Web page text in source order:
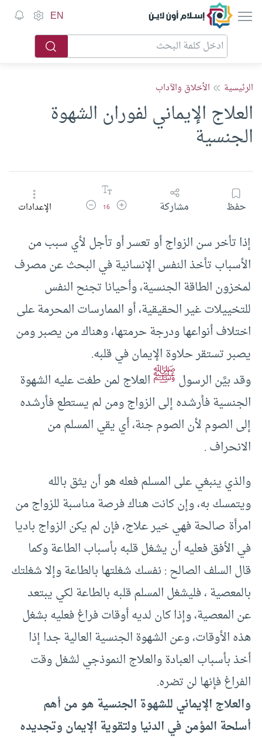
إسلام أون لاين EN
الرئيسية الأخلاق والآداب
العلاج الإيماني لفوران الشهوة
الجنسية
حفظ مشاركة زيادة حجم الخط
16 تقليل حجم الخطالإعدادات
إذا تأخر سن الزواج أو تعسر أو تأجل لأي سبب من
الأسباب تأخذ النفس الإنسانية في البحث عن مصرف
لمخزون الطاقة الجنسية، وأحيانا تجنح النفس
للتخييلات غير الحقيقية، أو الممارسات المحرمة على
اختلاف أنواعها ودرجة حرمتها، وهناك من يصبر ومن
يصبر تستقر حلاوة الإيمان في قلبه.
وقد بيَّن الرسولﷺالعلاج لمن طغت عليه الشهوة
الجنسية فأرشده إلى الزواج ومن لم يستطع فأرشده
إلى الصوم لأن الصوم جنة، أي يقي المسلم من
الانحراف .
والذي ينبغي على المسلم فعله هو أن يثق بالله
ويتمسك به، وإن كانت هناك فرصة مناسبة للزواج من
امرأة صالحة فهي خير علاج، فإن لم يكن الزواج باديا
في الأفق فعليه أن يشغل قلبه بأسباب الطاعة وكما
قال السلف الصالح : نفسك شغلتها بالطاعة وإلا شغلتك
بالمعصية ، فليشغل المسلم قلبه بالطاعة لكي يبتعد
عن المعصية، وإذا كان لديه أوقات فراغ فعليه بشغل
هذه الأوقات، وعن الشهوة الجنسية العالية جدا إذا
أخذ بأسباب العبادة والعلاج النموذجي لشغل وقت
الفراغ فإنها لن تضره.
والعلاج الإيماني للشهوة الجنسية هو من أهم
أسلحة المؤمن في الدنيا ولتقوية الإيمان وتجديده